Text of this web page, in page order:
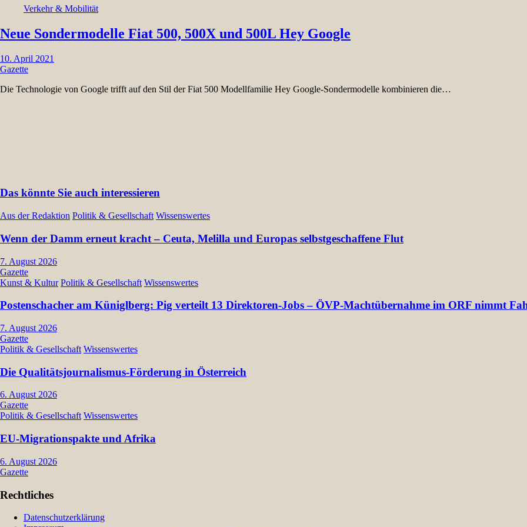
Verkehr & Mobilität
Neue Sondermodelle Fiat 500, 500X und 500L Hey Google
10. April 2021
Gazette
Die Technologie von Google trifft auf den Stil der Fiat 500 Modellfamilie Hey Google-Sondermodelle kombinieren die…
Das könnte Sie auch interessieren
Aus der Redaktion Politik & Gesellschaft Wissenswertes
Wenn der Damm erneut kracht – Ceuta, Melilla und Europas selbstgeschaffene Flut
7. August 2026
Gazette
Kunst & Kultur Politik & Gesellschaft Wissenswertes
Postenschacher am Küniglberg: Pig verteilt 13 Direktoren-Jobs – ÖVP-Machtübernahme im ORF nimmt
7. August 2026
Gazette
Politik & Gesellschaft Wissenswertes
Die Qualitätsjournalismus-Förderung in Österreich
6. August 2026
Gazette
Politik & Gesellschaft Wissenswertes
EU-Migrationspakte und Afrika
6. August 2026
Gazette
Rechtliches
Datenschutzerklärung